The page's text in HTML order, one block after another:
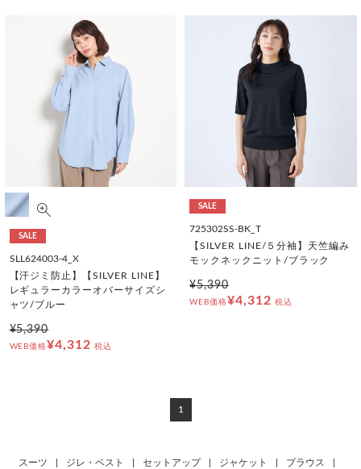
SALE
SLL624003-4_X
【汗ジミ防止】【SILVER LINE】
レギュラーカラーオバーサイズシ
ャツ/ブルー
¥5,390
WEB価格¥4,312 税込
SALE
725302SS-BK_T
【SILVER LINE/５分袖】天竺編み
モックネックニット/ブラック
¥5,390
WEB価格¥4,312 税込
1
スーツ ジレ・ベスト セットアップ ジャケット ブラウス